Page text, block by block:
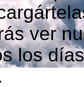
ver
los